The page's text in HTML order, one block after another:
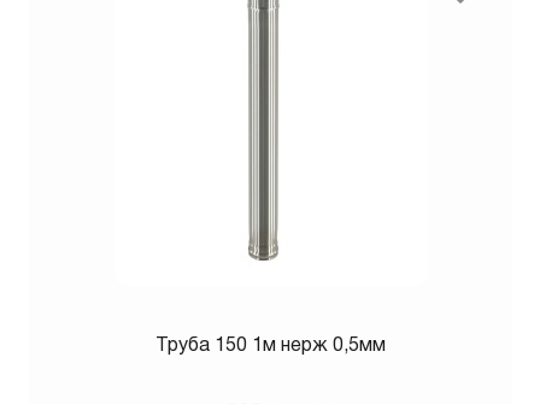
Труба 150 1м нерж 0,5мм